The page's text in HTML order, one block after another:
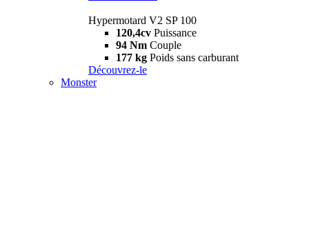
Hypermotard V2 SP 100
120,4cv Puissance
94 Nm Couple
177 kg Poids sans carburant
Découvrez-le
Monster